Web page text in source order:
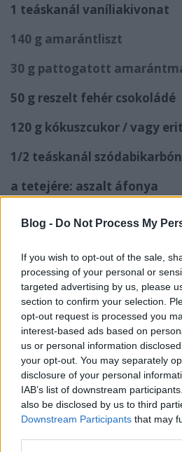
Blog - Do Not Process My
If you wish to opt-out of the sale,
processing of your personal or
targeted advertising by us, please
section to confirm your selection.
opt-out request is processed you
interest-based ads based on
us or personal information
your opt-out. You may separately
disclosure of your personal
IAB’s list of downstream
also be disclosed by us to third
Downstream Participants that may
1 teáskanál vaníliakivonat
140 g amarántliszt
30 g pattogatott
50 g reszelt fehér csokoládé
120 g kókuszcukor / vagy
1/2 teáskanál
a tetejére: aszalt áfonya
1. A vajat felolvasztjuk, majd
hűtjük.
2. A keverőgépben simára
lenmagot és a felolvasztott